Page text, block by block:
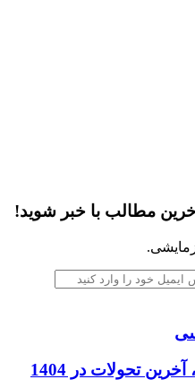
مطالب با خبر شوید!
تحولات در 1404